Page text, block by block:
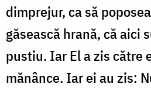
dimprejur, ca să
găsească hrană, că aici
pustiu. Iar El a zis către
mănânce. Iar ei au zis: